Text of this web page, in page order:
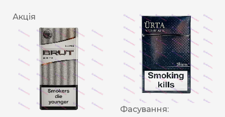
Акція
Фасування: